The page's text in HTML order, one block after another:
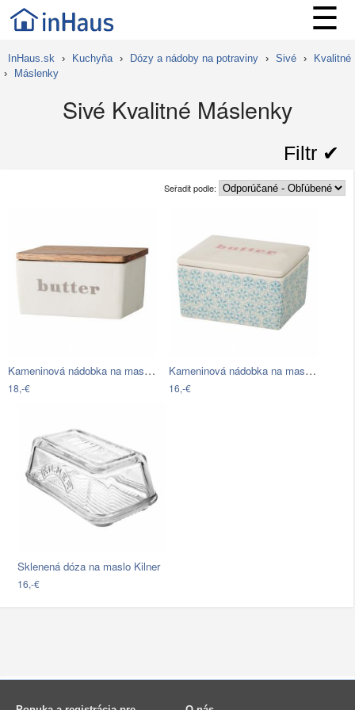
☰
InHaus.sk › Kuchyňa › Dózy a nádoby na potraviny › Sivé ›
Kvalitné
›
Máslenky
Sivé Kvalitné Máslenky
Filtr ✔︎
Seřadit podle:
Kameninová nádobka na maslo s viečkom z…
18,-€
Kameninová nádobka na maslo…
16,-€
Sklenená dóza na maslo Kilner
16,-€